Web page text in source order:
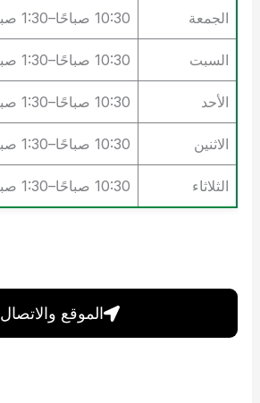
الجمعة 10:30 صباحًا–1:30 صباحًا
السبت 10:30 صباحًا–1:30 صباحًا
الأحد 10:30 صباحًا–1:30 صباحًا
الاثنين 10:30 صباحًا–1:30 صباحًا
الثلاثاء 10:30 صباحًا–1:30 صباحًا
الموقع والاتصال